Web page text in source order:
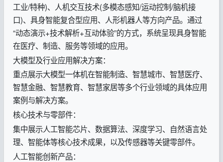
工业/特种)、人机交互技术(多模态感知/运动控制/脑机接
口)、具身智能复合型应用、人形机器人等方向产品。通过
“动态演示+技术解析+互动体验”的方式，系统呈现具身智能
在医疗、制造、服务等领域的应用。
大模型及行业应用解决方案：
重点展示大模型一体机在智能制造、智慧城市、智慧医疗、
智慧金融、智慧教育、智慧家居等多个行业领域的具体应用
案例与解决方案。
核心技术与零部件：
集中展示人工智能芯片、数据算法、深度学习、自然语言处
理、智能体等核心技术成果，以及传感器等关键零部件。
人工智能创新产品：